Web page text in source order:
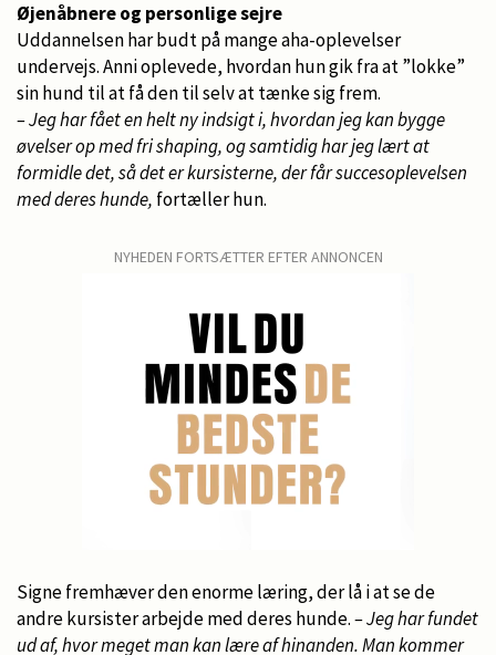
Øjenåbnere og personlige sejre
Uddannelsen har budt på mange aha-oplevelser
undervejs. Anni oplevede, hvordan hun gik fra at ”lokke”
sin hund til at få den til selv at tænke sig frem.
– Jeg har fået en helt ny indsigt i, hvordan jeg kan bygge
øvelser op med fri shaping, og samtidig har jeg lært at
formidle det, så det er kursisterne, der får succesoplevelsen
med deres hunde, fortæller hun.
NYHEDEN FORTSÆTTER EFTER ANNONCEN
Signe fremhæver den enorme læring, der lå i at se de
andre kursister arbejde med deres hunde.– Jeg har fundet
ud af, hvor meget man kan lære af hinanden. Man kommer